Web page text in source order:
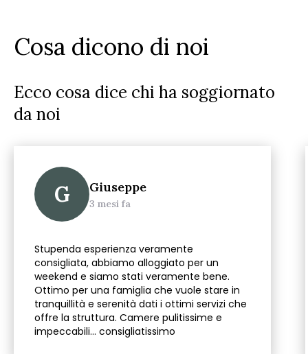
Cosa dicono di noi
Ecco cosa dice chi ha soggiornato
da noi
G Giuseppe
3 mesi fa
Stupenda esperienza veramente
consigliata, abbiamo alloggiato per un
weekend e siamo stati veramente bene.
Ottimo per una famiglia che vuole stare in
tranquillità e serenità dati i ottimi servizi che
offre la struttura. Camere pulitissime e
impeccabili… consigliatissimo